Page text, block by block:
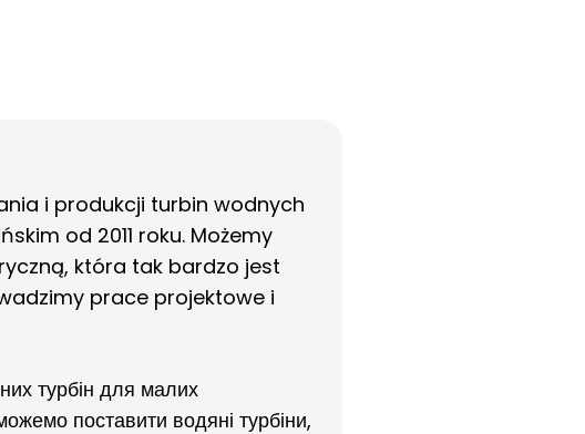
i produkcji turbin wodnych
od 2011 roku. Możemy
która tak bardzo jest
prace projektowe i
турбін для малих
поставити водяні турбіни,